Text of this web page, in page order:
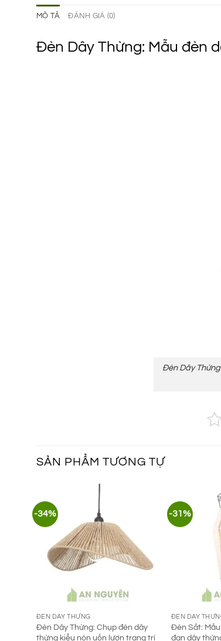
MÔ TẢ ĐÁNH GIÁ (0)
Đèn Dây Thừng: Mẫu đèn
Đèn Dây
SẢN PHẨM TƯƠNG TỰ
-34%
ĐÈN DÂY THỪNG
Đèn Dây Thừng: Chụp đèn dây
thừng kiểu nón uốn lượn trang trí
-31%
ĐÈN DÂY
Đèn Sắt:
đan dây